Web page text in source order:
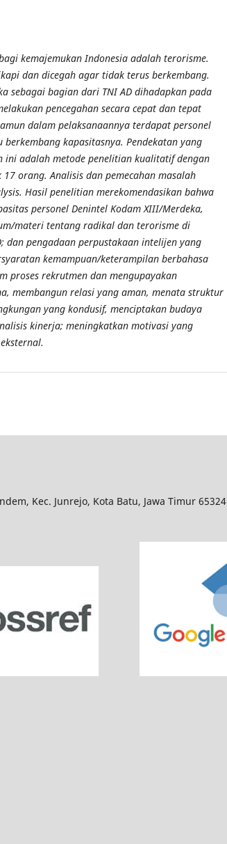
kemajemukan Indonesia adalah terorisme.
dan dicegah agar tidak terus berkembang.
sebagai bagian dari TNI AD dihadapkan pada
pencegahan secara cepat dan tepat
dalam pelaksanaannya terdapat personel
kapasitasnya. Pendekatan yang
ini adalah metode penelitian kualitatif dengan
orang. Analisis dan pemecahan masalah
Hasil penelitian merekomendasikan bahwa
personel Denintel Kodam XIII/Merdeka,
materi tentang radikal dan terorisme di
dan pengadaan perpustakaan intelijen yang
kemampuan/keterampilan berbahasa
proses rekrutmen dan mengupayakan
membangun relasi yang aman, menata struktur
yang kondusif, menciptakan budaya
kinerja; meningkatkan motivasi yang
Kec. Junrejo, Kota Batu, Jawa Timur 65324